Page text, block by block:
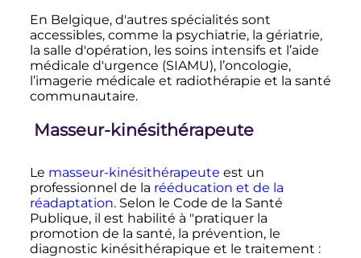
En Belgique, d'autres spécialités sont
accessibles, comme la psychiatrie, la gériatrie,
la salle d'opération, les soins intensifs et l’aide
médicale d'urgence (SIAMU), l’oncologie,
l’imagerie médicale et radiothérapie et la santé
communautaire.
Masseur-kinésithérapeute
Le masseur-kinésithérapeute est un
professionnel de la rééducation et de la
réadaptation. Selon le Code de la Santé
Publique, il est habilité à "pratiquer la
promotion de la santé, la prévention, le
diagnostic kinésithérapique et le traitement :